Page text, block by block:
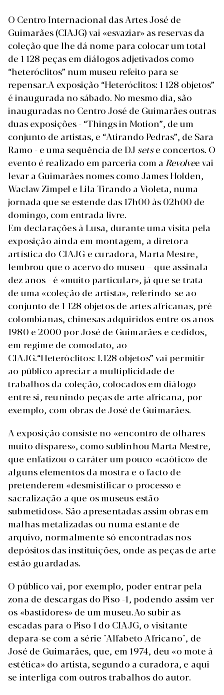
O Centro Internacional das Artes José de
Guimarães (CIAJG) vai «esvaziar» as reservas da
coleção que lhe dá nome para colocar um total
de 1 128 peças em diálogos adjetivados como
“heteróclitos” num museu refeito para se
repensar.A exposição “Heteróclitos: 1 128 objetos”
é inaugurada no sábado. No mesmo dia, são
inauguradas no Centro José de Guimarães outras
duas exposições - “Things in Motion”, de um
conjunto de artistas, e “Atirando Pedras”, de Sara
Ramo - e uma sequência de DJsetse concertos. O
evento é realizado em parceria com aRevolvee vai
levar a Guimarães nomes como James Holden,
Waclaw Zimpel e Lila Tirando a Violeta, numa
jornada que se estende das 17h00 às 02h00 de
domingo, com entrada livre.
Em declarações à Lusa, durante uma visita pela
exposição ainda em montagem, a diretora
artística do CIAJG e curadora, Marta Mestre,
lembrou que o acervo do museu – que assinala
dez anos - é «muito particular», já que se trata
de uma «coleção de artista», referindo-se ao
conjunto de 1 128 objetos de artes africanas, pré-
colombianas, chinesas adquiridos entre os anos
1980 e 2000 por José de Guimarães e cedidos,
em regime de comodato, ao
CIAJG.“Heteróclitos: 1.128 objetos” vai permitir
ao público apreciar a multiplicidade de
trabalhos da coleção, colocados em diálogo
entre si, reunindo peças de arte africana, por
exemplo, com obras de José de Guimarães.
A exposição consiste no «encontro de olhares
muito díspares», como sublinhou Marta Mestre,
que enfatizou o caráter um pouco «caótico» de
alguns elementos da mostra e o facto de
pretenderem «desmistificar o processo e
sacralização a que os museus estão
submetidos». São apresentadas assim obras em
malhas metalizadas ou numa estante de
arquivo, normalmente só encontradas nos
depósitos das instituições, onde as peças de arte
estão guardadas.
O público vai, por exemplo, poder entrar pela
zona de descargas do Piso -1, podendo assim ver
os «bastidores» de um museu.Ao subir as
escadas para o Piso 1 do CIAJG, o visitante
depara-se com a série "Alfabeto Africano", de
José de Guimarães, que, em 1974, deu «o mote à
estética» do artista, segundo a curadora, e aqui
se interliga com outros trabalhos do autor.